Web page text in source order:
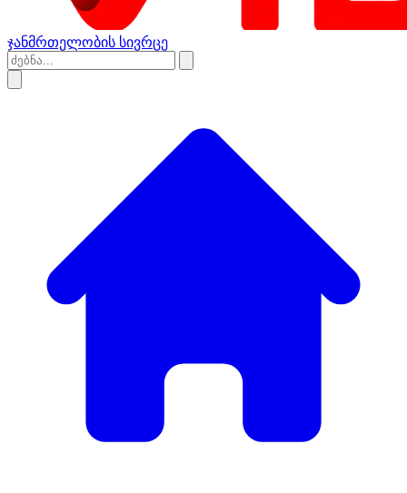
ჯანმრთელობის სივრცე